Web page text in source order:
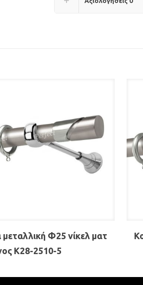
Φ25 νίκελ ματ
Κ28-2510-5